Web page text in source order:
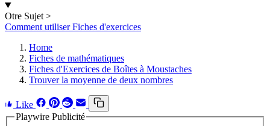
Otre Sujet >
Comment utiliser Fiches d'exercices
Home
Fiches de mathématiques
Fiches d'Exercices de Boîtes à Moustaches
Trouver la moyenne de deux nombres
Like
Playwire Publicité